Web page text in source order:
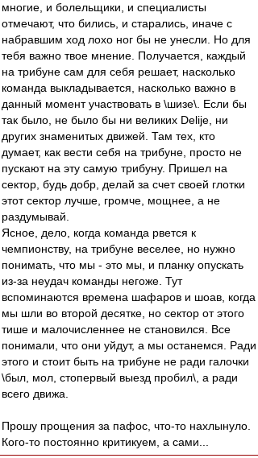
многие, и болельщики, и специалисты
отмечают, что бились, и старались, иначе с
набравшим ход лохо ног бы не унесли. Но для
тебя важно твое мнение. Получается, каждый
на трибуне сам для себя решает, насколько
команда выкладывается, насколько важно в
данный момент участвовать в \шизе\. Если бы
так было, не было бы ни великих Delije, ни
других знаменитых движей. Там тех, кто
думает, как вести себя на трибуне, просто не
пускают на эту самую трибуну. Пришел на
сектор, будь добр, делай за счет своей глотки
этот сектор лучше, громче, мощнее, а не
раздумывай.
Ясное, дело, когда команда рвется к
чемпионству, на трибуне веселее, но нужно
понимать, что мы - это мы, и планку опускать
из-за неудач команды негоже. Тут
вспоминаются времена шафаров и шоав, когда
мы шли во второй десятке, но сектор от этого
тише и малочисленнее не становился. Все
понимали, что они уйдут, а мы останемся. Ради
этого и стоит быть на трибуне не ради галочки
\был, мол, стопервый выезд пробил\, а ради
всего движа.
Прошу прощения за пафос, что-то нахлынуло.
Кого-то постоянно критикуем, а сами...